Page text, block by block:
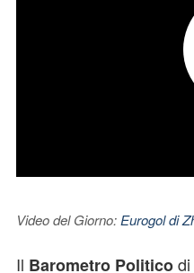
Video del Giorno: Eurogol di
Il Barometro Politicodi